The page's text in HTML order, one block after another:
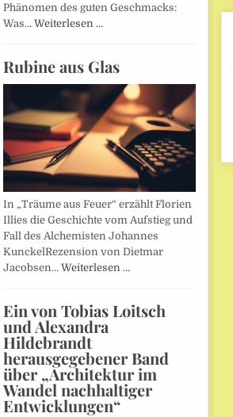
Phänomen des guten Geschmacks:
Was… Weiterlesen …
Rubine aus Glas
In „Träume aus Feuer“ erzählt Florien
Illies die Geschichte vom Aufstieg und
Fall des Alchemisten Johannes
KunckelRezension von Dietmar
Jacobsen… Weiterlesen …
Ein von Tobias Loitsch
und Alexandra
Hildebrandt
herausgegebener Band
über „Architektur im
Wandel nachhaltiger
Entwicklungen“